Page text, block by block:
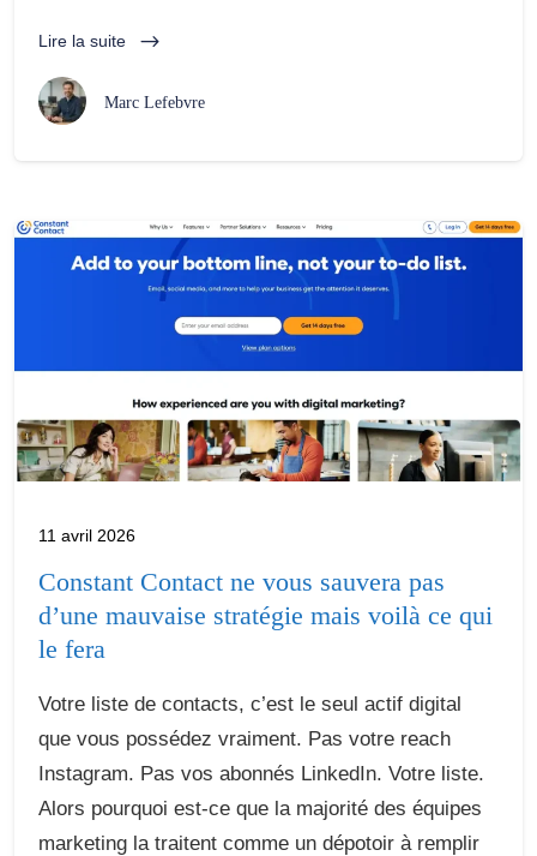
Lire la suite
Marc Lefebvre
11 avril 2026
Constant Contact ne vous sauvera pas
d’une mauvaise stratégie mais voilà ce qui
le fera
Votre liste de contacts, c’est le seul actif digital
que vous possédez vraiment. Pas votre reach
Instagram. Pas vos abonnés LinkedIn. Votre liste.
Alors pourquoi est-ce que la majorité des équipes
marketing la traitent comme un dépotoir à remplir